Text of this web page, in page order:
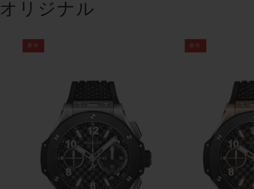
リジナル
新作 新作
・バン
オンライン限定
ウブロティスタと延長
配送日数
お問い合わせ ブティ